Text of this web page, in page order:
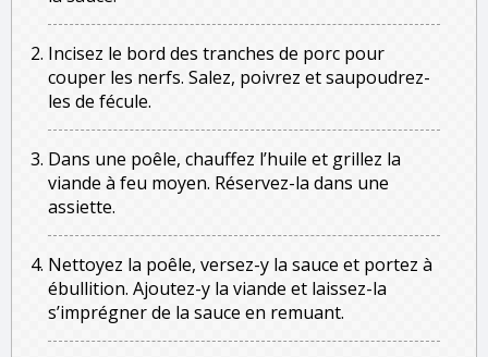
Incisez le bord des tranches de porc pour
couper les nerfs. Salez, poivrez et saupoudrez-
les de fécule.
Dans une poêle, chauffez l’huile et grillez la
viande à feu moyen. Réservez-la dans une
assiette.
Nettoyez la poêle, versez-y la sauce et portez à
ébullition. Ajoutez-y la viande et laissez-la
s’imprégner de la sauce en remuant.